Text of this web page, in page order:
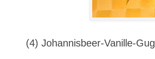
(4) Johannisbeer-Vanille-Gugl